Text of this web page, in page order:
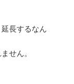
長するなん
せん。